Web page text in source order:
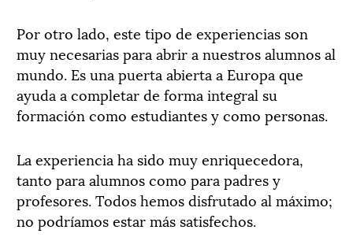
Por otro lado, este tipo de experiencias son
muy necesarias para abrir a nuestros alumnos al
mundo. Es una puerta abierta a Europa que
ayuda a completar de forma integral su
formación como estudiantes y como personas.
La experiencia ha sido muy enriquecedora,
tanto para alumnos como para padres y
profesores. Todos hemos disfrutado al máximo;
no podríamos estar más satisfechos.